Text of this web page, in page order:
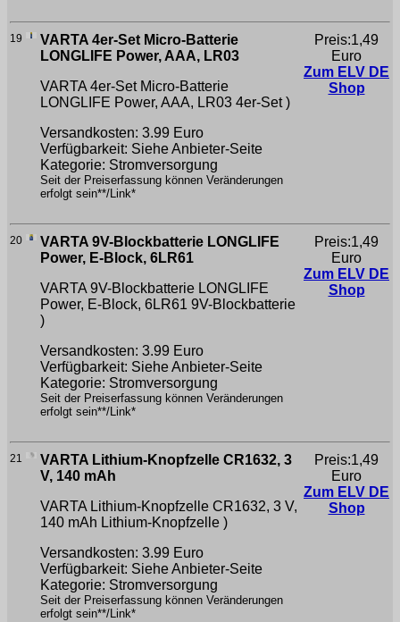
19
VARTA 4er-Set Micro-Batterie
LONGLIFE Power, AAA, LR03
VARTA 4er-Set Micro-Batterie
LONGLIFE Power, AAA, LR03 4er-Set )
Versandkosten: 3.99 Euro
Verfügbarkeit: Siehe Anbieter-Seite
Kategorie: Stromversorgung
Seit der Preiserfassung können Veränderungen
erfolgt sein**/Link*
Preis:1,49
Euro
Zum ELV DE
Shop
20
VARTA 9V-Blockbatterie LONGLIFE
Power, E-Block, 6LR61
VARTA 9V-Blockbatterie LONGLIFE
Power, E-Block, 6LR61 9V-Blockbatterie
)
Versandkosten: 3.99 Euro
Verfügbarkeit: Siehe Anbieter-Seite
Kategorie: Stromversorgung
Seit der Preiserfassung können Veränderungen
erfolgt sein**/Link*
Preis:1,49
Euro
Zum ELV DE
Shop
21
VARTA Lithium-Knopfzelle CR1632, 3
V, 140 mAh
VARTA Lithium-Knopfzelle CR1632, 3 V,
140 mAh Lithium-Knopfzelle )
Versandkosten: 3.99 Euro
Verfügbarkeit: Siehe Anbieter-Seite
Kategorie: Stromversorgung
Seit der Preiserfassung können Veränderungen
erfolgt sein**/Link*
Preis:1,49
Euro
Zum ELV DE
Shop